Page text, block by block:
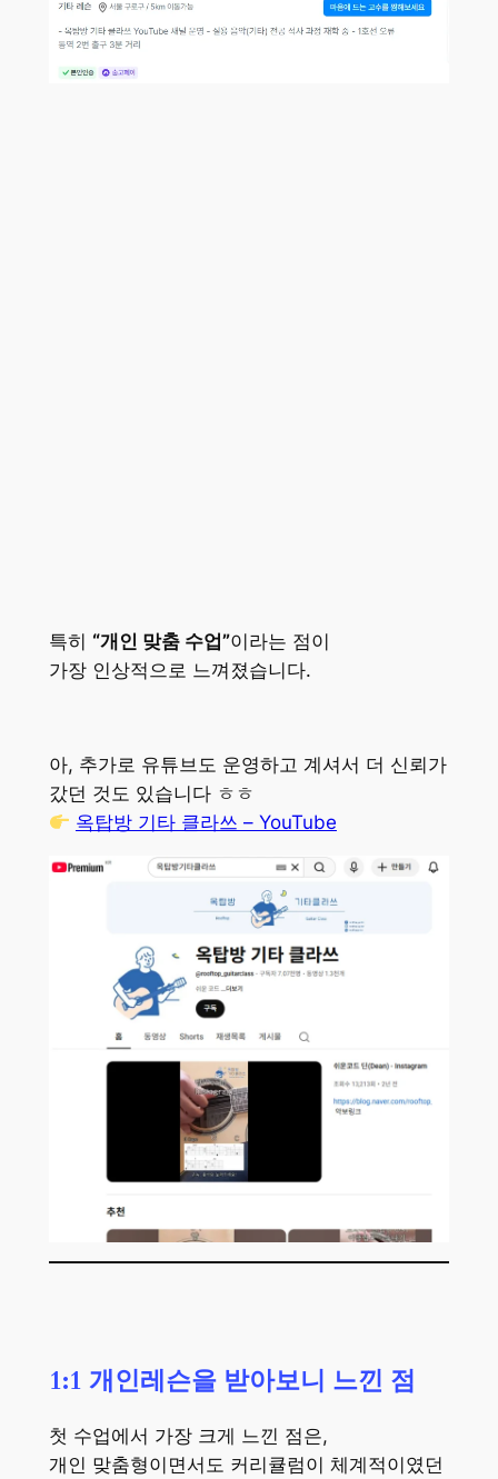
특히 “개인 맞춤 수업”이라는 점이
가장 인상적으로 느껴졌습니다.
아, 추가로 유튜브도 운영하고 계셔서 더 신뢰가
갔던 것도 있습니다 ㅎㅎ
옥탑방 기타 클라쓰 – YouTube
1:1 개인레슨을 받아보니 느낀 점
첫 수업에서 가장 크게 느낀 점은,
개인 맞춤형이면서도 커리큘럼이 체계적이였던